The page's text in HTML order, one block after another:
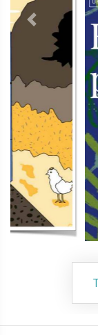
Previous